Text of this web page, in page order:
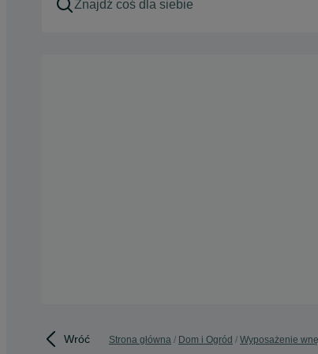
Wróć Strona główna Dom i Ogród Wyposażenie